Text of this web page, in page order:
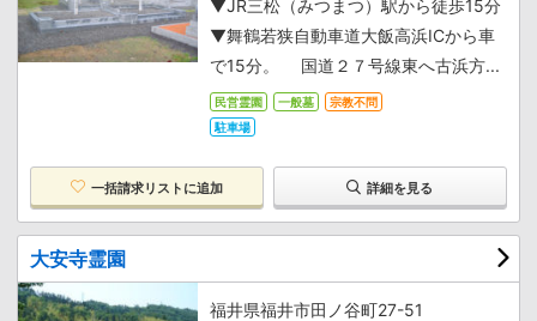
▼JR三松（みつまつ）駅から徒歩15分
▼舞鶴若狭自動車道大飯高浜ICから車
で15分。 国道２７号線東へ古浜方...
民営霊園 一般墓
宗教不問
駐車場
一括請求リストに追加 詳細を見る
大安寺霊園
福井県福井市田ノ谷町27-51